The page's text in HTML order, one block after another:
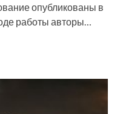
опубликованы в
работы авторы…